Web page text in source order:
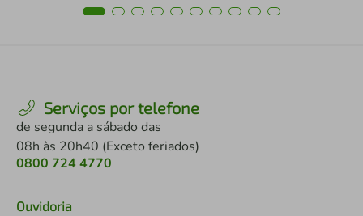
Serviços por telefone
de segunda a sábado das
08h às 20h40 (Exceto feriados)
0800 724 4770
Ouvidoria